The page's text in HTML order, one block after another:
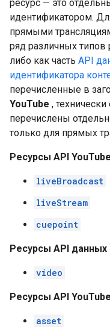
ресурс — это
идентификатором.
прямыми
ряд различных
либо как часть API
идентификатора
перечисленные в
YouTube ,
перечислены
только для прямых
Ресурсы API
liveBroadcast
liveStream
cuepoint
Ресурсы API данных
video
Ресурсы API
asset